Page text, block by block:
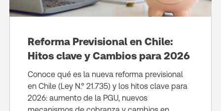
Reforma Previsional en Chile:
Hitos clave y Cambios para 2026
Conoce qué es la nueva reforma previsional
en Chile (Ley N.° 21.735) y los hitos clave para
2026: aumento de la PGU, nuevos